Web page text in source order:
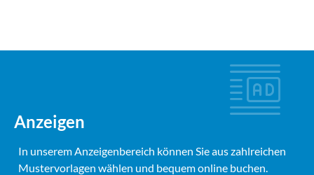
Anzeigen
In unserem Anzeigenbereich können Sie aus zahlreichen
Mustervorlagen wählen und bequem online buchen.